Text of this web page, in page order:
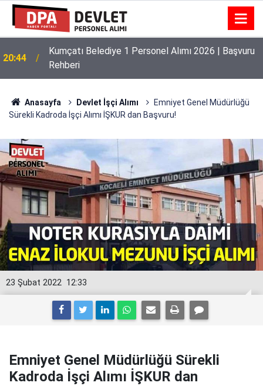
20:44
Kumçatı Belediye 1 Personel Alımı 2026 | Başvuru
Rehberi
Anasayfa Devlet İşçi Alımı
Emniyet Genel Müdürlüğü
Sürekli Kadroda İşçi Alımı İŞKUR dan Başvuru!
12:33
23 Şubat 2022
Emniyet Genel Müdürlüğü Sürekli
Kadroda İşçi Alımı İŞKUR dan